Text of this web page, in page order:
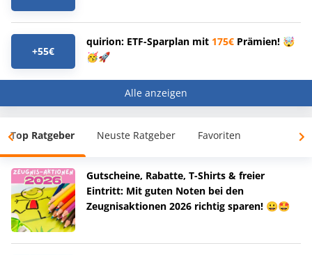
+55€
quirion: ETF-Sparplan mit 175€ Prämien! 🤯
🥳🚀
Alle anzeigen
Top Ratgeber Neuste Ratgeber Favoriten
Gutscheine, Rabatte, T-Shirts & freier
Eintritt: Mit guten Noten bei den
Zeugnisaktionen 2026 richtig sparen! 😀🤩